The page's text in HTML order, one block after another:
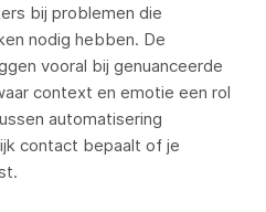
bij problemen die
nodig hebben. De
vooral bij genuanceerde
context en emotie een rol
automatisering
contact bepaalt of je